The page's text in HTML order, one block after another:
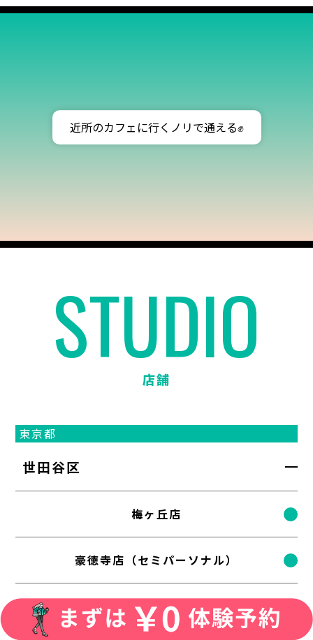
近所のカフェに行くノリで通える✊
STUDIO
店舗
東京都
世田谷区
梅ヶ丘店
豪徳寺店（セミパーソナル）
駒沢大学店